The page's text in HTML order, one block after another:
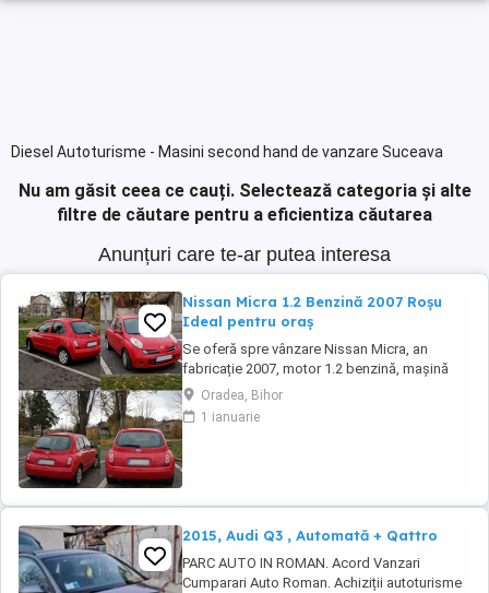
Diesel Autoturisme - Masini second hand de vanzare Suceava
Nu am găsit ceea ce cauți. Selectează categoria și alte
filtre de căutare pentru a eficientiza căutarea
Anunțuri care te-ar putea interesa
Nissan Micra 1.2 Benzină 2007 Roșu
Ideal pentru oraș
Se oferă spre vânzare Nissan Micra, an
fabricație 2007, motor 1.2 benzină, mașină
economică, fiabilă și foarte ușor de condus,
ideală pentru oraș sau pentru un șofer
începător. Culoare: roșu Caroserie: hatchback,
Oradea, Bihor
1 ianuarie
2015, Audi Q3 , Automată + Qattro
PARC AUTO IN ROMAN. Acord Vanzari
Cumparari Auto Roman. Achiziții autoturisme